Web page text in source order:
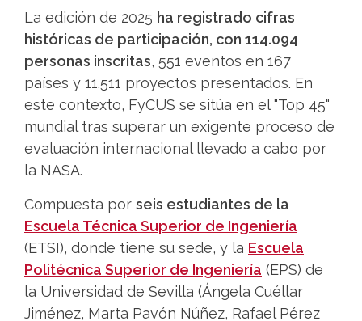
La edición de 2025 ha registrado cifras
históricas de participación, con 114.094
personas inscritas, 551 eventos en 167
países y 11.511 proyectos presentados. En
este contexto, FyCUS se sitúa en el "Top 45"
mundial tras superar un exigente proceso de
evaluación internacional llevado a cabo por
la NASA.
Compuesta por seis estudiantes de la
Escuela Técnica Superior de Ingeniería
(ETSI), donde tiene su sede, y la Escuela
Politécnica Superior de Ingeniería (EPS) de
la Universidad de Sevilla (Ángela Cuéllar
Jiménez, Marta Pavón Núñez, Rafael Pérez